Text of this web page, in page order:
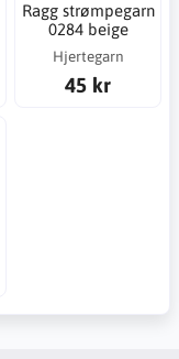
Ragg strømpegarn
0284 beige
Hjertegarn
45 kr